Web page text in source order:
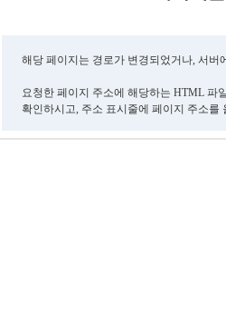
해당 페이지는 경로가 변경되었거나, 서
요청한 페이지 주소에 해당하는 HTML 파
확인하시고, 주소 표시줄에 페이지 주소